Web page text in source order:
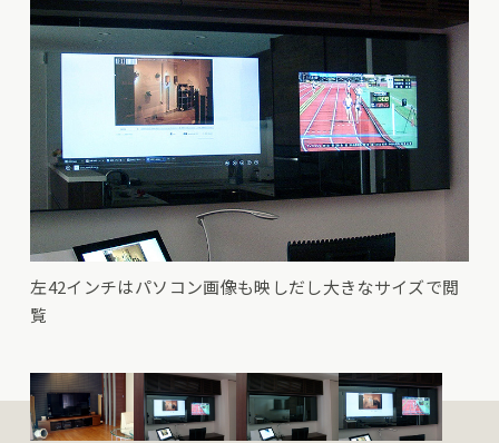
左42インチはパソコン画像も映しだし大きなサイズで閲
覧